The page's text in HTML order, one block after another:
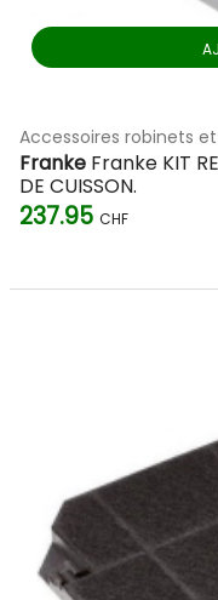
Accessoires robinets
Franke Franke KIT
DE CUISSON.
237.95 CHF